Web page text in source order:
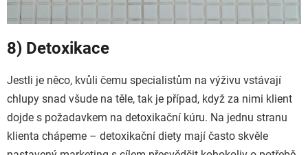
8) Detoxikace
Jestli je něco, kvůli čemu specialistům na výživu vstávají
chlupy snad všude na těle, tak je případ, když za nimi klient
dojde s požadavkem na detoxikační kúru. Na jednu stranu
klienta chápeme – detoxikační diety mají často skvěle